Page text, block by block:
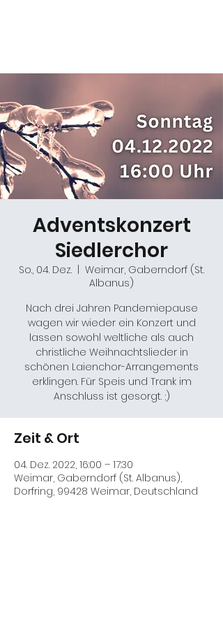
Adventskonzert
Siedlerchor
So., 04. Dez.
Weimar, Gaberndorf (St.
Albanus)
Nach drei Jahren Pandemiepause
wagen wir wieder ein Konzert und
lassen sowohl weltliche als auch
christliche Weihnachtslieder in
schönen Laienchor-Arrangements
erklingen. Für Speis und Trank im
Anschluss ist gesorgt. ;)
Zeit & Ort
04. Dez. 2022, 16:00 – 17:30
Weimar, Gaberndorf (St. Albanus),
Dorfring, 99428 Weimar, Deutschland